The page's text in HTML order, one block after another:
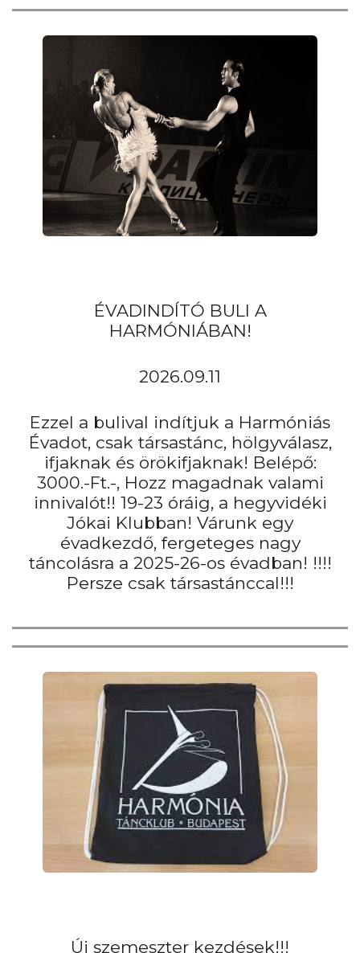
ÉVADINDÍTÓ BULI A
HARMÓNIÁBAN!
2026.09.11
Ezzel a bulival indítjuk a Harmóniás
Évadot, csak társastánc, hölgyválasz,
ifjaknak és örökifjaknak! Belépő:
3000.-Ft.-, Hozz magadnak valami
innivalót!! 19-23 óráig, a hegyvidéki
Jókai Klubban! Várunk egy
évadkezdő, fergeteges nagy
táncolásra a 2025-26-os évadban! !!!!
Persze csak társastánccal!!!
Új szemeszter kezdések!!!